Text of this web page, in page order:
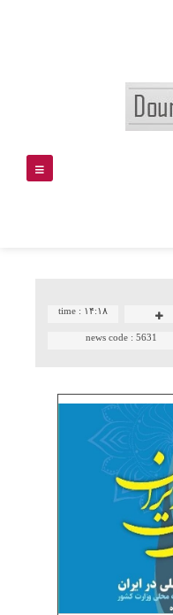
time : ۱۴:۱۸
news code : 5631